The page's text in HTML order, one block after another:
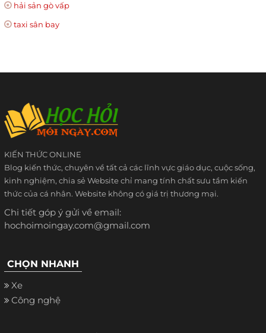
hải sản gò vấp
taxi sân bay
KIẾN THỨC ONLINE
Blog kiến thức, chuyên về tất cả các lĩnh vực giáo dục, cuộc sống,
kinh nghiệm, chia sẻ Website chỉ mang tính chất sưu tầm kiến
thức của cá nhân. Website không có giá trị thương mại.
Chi tiết góp ý gửi về email:
hochoimoingay.com@gmail.com
CHỌN NHANH
Xe
Công nghệ